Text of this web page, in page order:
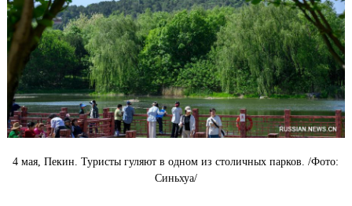
4 мая, Пекин. Туристы гуляют в одном из столичных парков. /Фото:
Синьхуа/